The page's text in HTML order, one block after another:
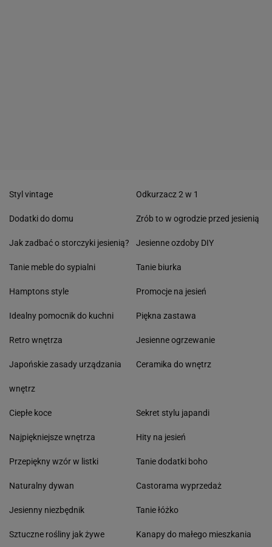
Styl vintage
Dodatki do domu
Jak zadbać o storczyki jesienią?
Tanie meble do sypialni
Hamptons style
Idealny pomocnik do kuchni
Retro wnętrza
Japońskie zasady urządzania
wnętrz
Odkurzacz 2 w 1
Zrób to w ogrodzie przed jesienią
Jesienne ozdoby DIY
Tanie biurka
Promocje na jesień
Piękna zastawa
Jesienne ogrzewanie
Ceramika do wnętrz
Ciepłe koce
Najpiękniejsze wnętrza
Przepiękny wzór w listki
Naturalny dywan
Jesienny niezbędnik
Sztuczne rośliny jak żywe
Sekret stylu japandi
Hity na jesień
Tanie dodatki boho
Castorama wyprzedaż
Tanie łóżko
Kanapy do małego mieszkania